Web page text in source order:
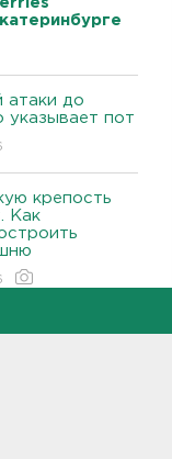
атаки до
указывает пот
крепость
Как